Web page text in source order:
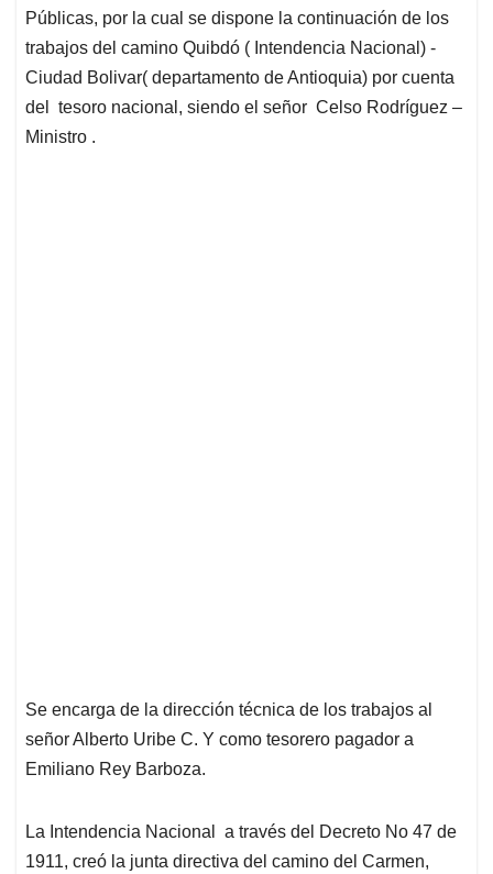
Públicas, por la cual se dispone la continuación de los
trabajos del camino Quibdó ( Intendencia Nacional) -
Ciudad Bolivar( departamento de Antioquia) por cuenta
del tesoro nacional, siendo el señor Celso Rodríguez –
Ministro .
Se encarga de la dirección técnica de los trabajos al
señor Alberto Uribe C. Y como tesorero pagador a
Emiliano Rey Barboza.
La Intendencia Nacional a través del Decreto No 47 de
1911, creó la junta directiva del camino del Carmen,